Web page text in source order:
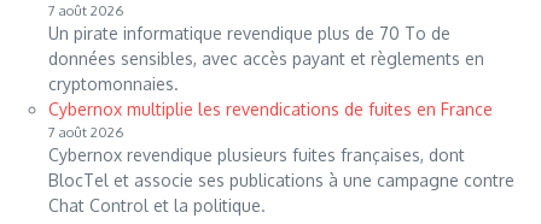
7 août 2026
Un pirate informatique revendique plus de 70 To de
données sensibles, avec accès payant et règlements en
cryptomonnaies.
Cybernox multiplie les revendications de fuites en France
7 août 2026
Cybernox revendique plusieurs fuites françaises, dont
BlocTel et associe ses publications à une campagne contre
Chat Control et la politique.